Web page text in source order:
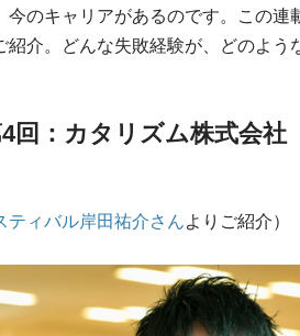
今のキャリアがあるのです。この連
紹介。どんな失敗経験が、どのよう
4回：カタリズム株式会
ティバル岸田祐介さんよりご紹介）